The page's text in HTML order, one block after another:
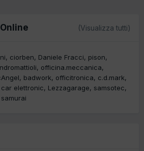
(Visualizza tutti)
ciorben Daniele Fracci
pison
officina.meccanica
badwork officitronica
c.d.mark
car elettronic Lezzagarage
samsotec
samurai